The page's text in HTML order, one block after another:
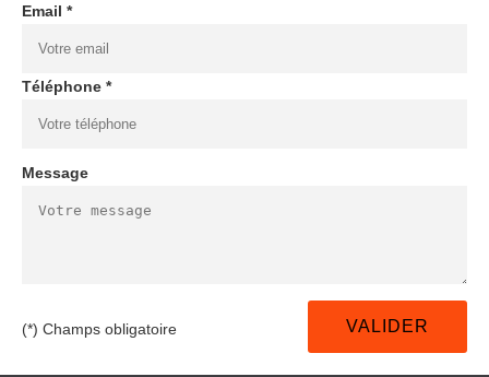
Email *
Téléphone *
Message
(*) Champs obligatoire